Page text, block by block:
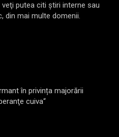
putea citi ştiri interne sau
din mai multe domenii.
în privința majorării
cuiva“